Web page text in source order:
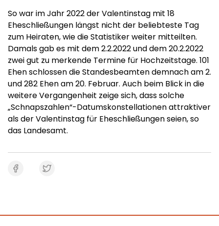
So war im Jahr 2022 der Valentinstag mit 18
Eheschließungen längst nicht der beliebteste Tag
zum Heiraten, wie die Statistiker weiter mitteilten.
Damals gab es mit dem 2.2.2022 und dem 20.2.2022
zwei gut zu merkende Termine für Hochzeitstage. 101
Ehen schlossen die Standesbeamten demnach am 2.
und 282 Ehen am 20. Februar. Auch beim Blick in die
weitere Vergangenheit zeige sich, dass solche
„Schnapszahlen“-Datumskonstellationen attraktiver
als der Valentinstag für Eheschließungen seien, so
das Landesamt.